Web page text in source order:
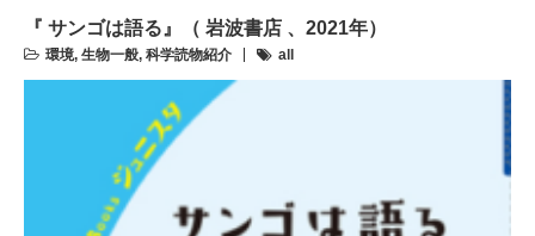
『 サンゴは語る』（ 岩波書店 、2021年）
環境, 生物一般, 科学読物紹介 all